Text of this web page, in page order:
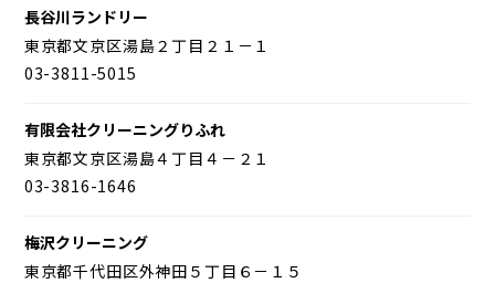
長谷川ランドリー
東京都文京区湯島２丁目２１－１
03-3811-5015
有限会社クリーニングりふれ
東京都文京区湯島４丁目４－２１
03-3816-1646
梅沢クリーニング
東京都千代田区外神田５丁目６－１５